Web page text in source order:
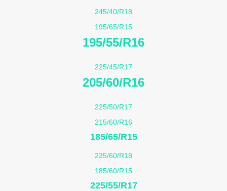
245/40/R18
195/65/R15
195/55/R16
225/45/R17
205/60/R16
225/50/R17
215/60/R16
185/65/R15
235/60/R18
185/60/R15
225/55/R17